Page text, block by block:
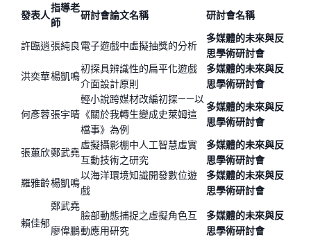
發表人
指導老
師
研討會論文名稱 研討會名稱
許臨逍張純良電子遊戲中虛擬抽獎的分析
多媒體的未來與反
思學術研討會
洪奕華楊凱鳴
初探具辨識性的扁平化遊戲
介面設計原則
多媒體的未來與反
思學術研討會
何彥蓉張宇晴
輕小說跨媒材改編初探——以
《關於我轉生變成史萊姆這
檔事》為例
多媒體的未來與反
思學術研討會
張蕙欣鄭武堯
虛擬攝影棚中人工智慧虛實
互動技術之研究
多媒體的未來與反
思學術研討會
羅雅齡楊凱鳴
以海洋環境知識開發數位遊
戲
多媒體的未來與反
思學術研討會
賴佳郁
鄭武堯
廖偉鵬
臉部動態捕捉之虛擬角色互
動應用研究
多媒體的未來與反
思學術研討會